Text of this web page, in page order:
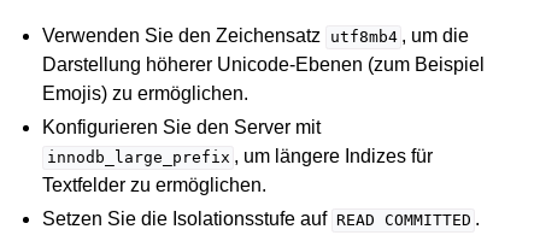
Verwenden Sie den Zeichensatz utf8mb4 , um die
Darstellung höherer Unicode-Ebenen (zum Beispiel
Emojis) zu ermöglichen.
Konfigurieren Sie den Server mit
innodb_large_prefix , um längere Indizes für
Textfelder zu ermöglichen.
Setzen Sie die Isolationsstufe auf READ COMMITTED .